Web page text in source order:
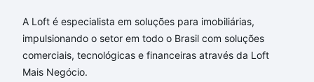
Aqui na Loft temos a oferta ideal para você, com
Apartamentos com 4 banheiros à venda em Parque
Residencial Vila União, Campinas, SP que custam a
partir de R$ 0 e com nossas opções de
A Loft é especialista em soluções para imobiliárias,
impulsionando o setor em todo o Brasil com soluções
comerciais, tecnológicas e financeiras através da Loft
Mais Negócio.